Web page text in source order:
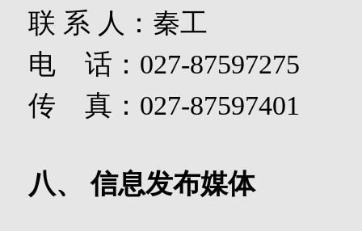
联 系 人：秦工
电
话： 027-87597275
传
真： 027-87597401
八、 信息发布媒体